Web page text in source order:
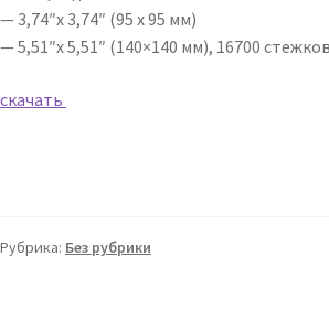
— 3,74″x 3,74″ (95 х 95 мм)
— 5,51″x 5,51″ (140×140 мм), 16700 стежков
скачать
Рубрика: Без рубрики